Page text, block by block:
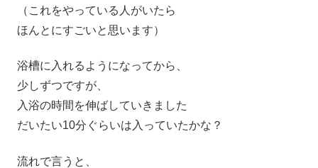
（これをやっている人がいたら
ほんとにすごいと思います）
浴槽に入れるようになってから、
少しずつですが、
入浴の時間を伸ばしていきました
だいたい10分ぐらいは入っていたかな？
流れで言うと、